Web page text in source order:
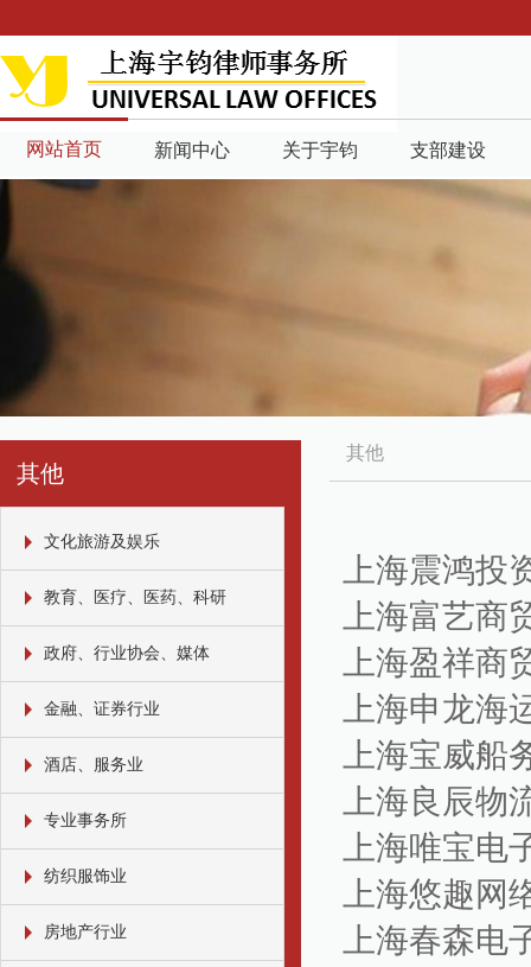
网站首页 新闻中心 关于宇钧 支部建设
其他
文化旅游及娱乐
教育、医疗、医药、科研
政府、行业协会、媒体
金融、证券行业
酒店、服务业
专业事务所
纺织服饰业
房地产行业
其他
上海震鸿
上海富艺
上海盈祥
上海申龙
上海宝威
上海良辰
上海唯宝
上海悠趣
上海春森